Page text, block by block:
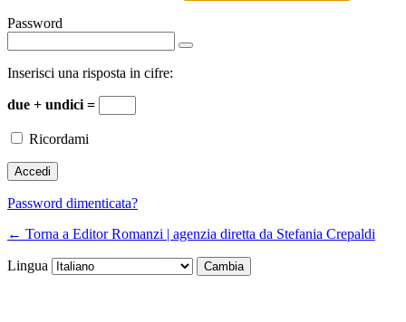
Password
Inserisci una risposta in cifre:
due + undici =
Ricordami
Password dimenticata?
← Torna a Editor Romanzi | agenzia diretta da Stefania Crepaldi
Lingua